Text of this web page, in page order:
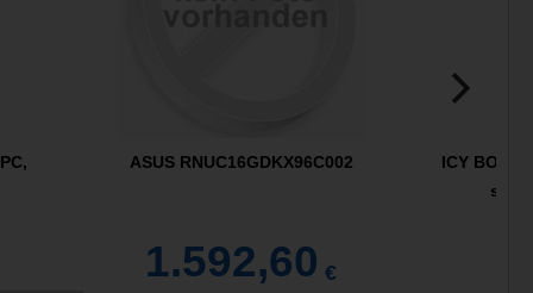
ASUS RNUC16GDKX96C002
1.592,60 €
ICY BOX